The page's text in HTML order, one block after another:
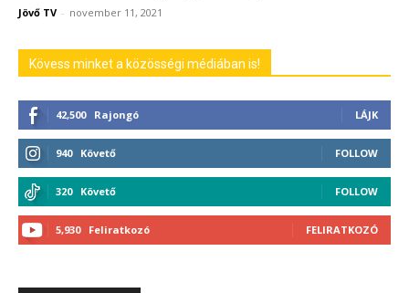
Jövő TV - november 11, 2021
Kövess minket a közösségi médiában is!
42,500 Rajongó LÁJK
940 Követő FOLLOW
320 Követő FOLLOW
5,930 Feliratkozó FELIRATKOZÓ